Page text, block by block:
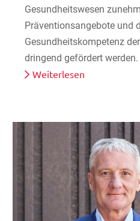
Gesundheitswesen
Präventionsangebote und
Gesundheitskompetenz
dringend gefördert werden.
Weiterlesen